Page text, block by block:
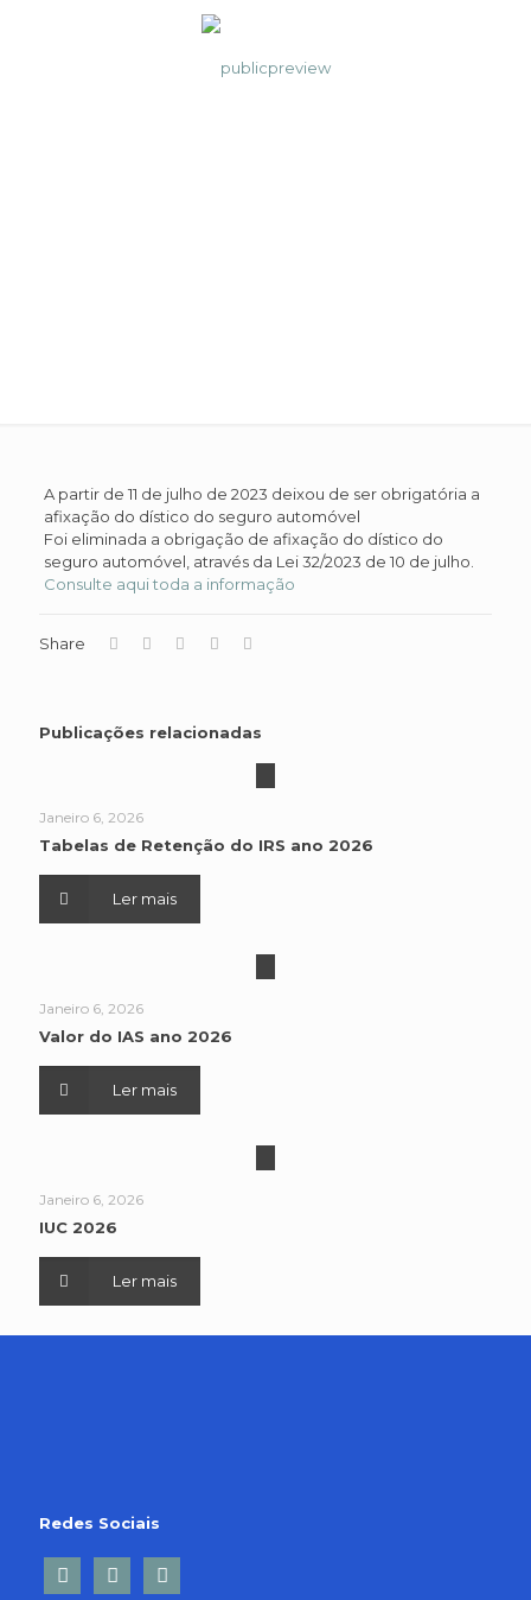
A partir de 11 de julho de 2023 deixou de ser obrigatória a
afixação do dístico do seguro automóvel
Foi eliminada a obrigação de afixação do dístico do
seguro automóvel, através da Lei 32/2023 de 10 de julho.
Consulte aqui toda a informação
Share
Publicações relacionadas
Janeiro 6, 2026
Tabelas de Retenção do IRS ano 2026
Ler mais
Janeiro 6, 2026
Valor do IAS ano 2026
Ler mais
Janeiro 6, 2026
IUC 2026
Ler mais
Redes Sociais
facebook2linkedin-twitter